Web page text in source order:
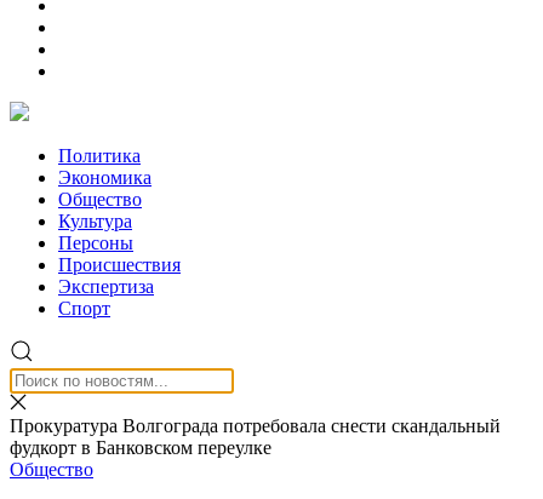
Политика
Экономика
Общество
Культура
Персоны
Происшествия
Экспертиза
Спорт
Прокуратура Волгограда потребовала снести скандальный
фудкорт в Банковском переулке
Общество